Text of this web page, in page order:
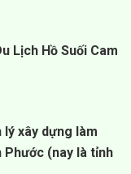
Lịch Hồ Suối Cam
lý xây dựng làm
(nay là tỉnh